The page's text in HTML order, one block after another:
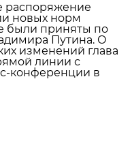
распоряжение
новых норм
были приняты по
Путина. О
изменений глава
линии с
конференции в